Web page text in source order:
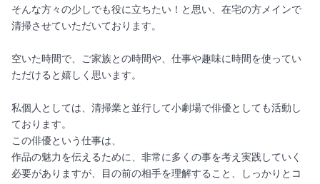
そんな方々の少しでも役に立ちたい！と思い、在宅の方メインで
清掃させていただいております。
空いた時間で、ご家族との時間や、仕事や趣味に時間を使ってい
ただけると嬉しく思います。
私個人としては、清掃業と並行して小劇場で俳優としても活動し
ております。
この俳優という仕事は、
作品の魅力を伝えるために、非常に多くの事を考え実践していく
必要がありますが、目の前の相手を理解すること、しっかりとコ